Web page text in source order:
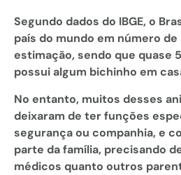
Segundo dados do IBGE, o
país do mundo em número de
estimação, sendo que quase
possui algum bichinho em
No entanto, muitos desses
deixaram de ter funções
segurança ou companhia, e
parte da família, precisando
médicos quanto outros